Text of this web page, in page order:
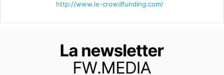
http://www.le-crowdfunding.com/